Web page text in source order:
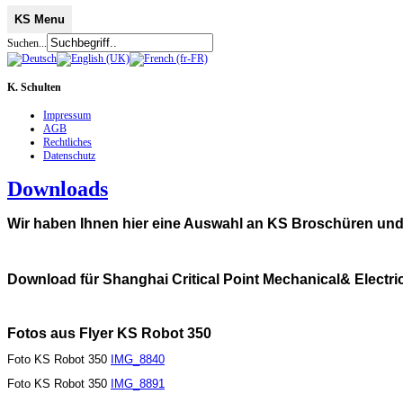
KS Menu
Suchen...
K. Schulten
Impressum
AGB
Rechtliches
Datenschutz
Downloads
Wir haben Ihnen hier eine Auswahl an KS Broschüren
Download für Shanghai Critical Point Mechanical&
Fotos aus Flyer KS Robot 350
Foto KS Robot 350
IMG_8840
Foto KS Robot 350
IMG_8891